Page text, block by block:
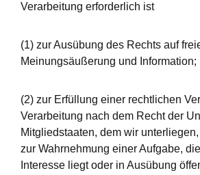
Verarbeitung erforderlich ist
(1) zur Ausübung des Rechts auf
Meinungsäußerung und Information;
(2) zur Erfüllung einer rechtlichen
Verarbeitung nach dem Recht der
Mitgliedstaaten, dem wir
zur Wahrnehmung einer Aufgabe,
Interesse liegt oder in Ausübung